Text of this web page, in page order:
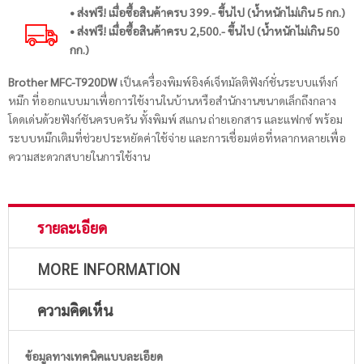
• ส่งฟรี! เมื่อซื้อสินค้าครบ 399.- ขึ้นไป (น้ำหนักไม่เกิน 5 กก.)
• ส่งฟรี! เมื่อซื้อสินค้าครบ 2,500.- ขึ้นไป (น้ำหนักไม่เกิน 50
กก.)
Brother MFC-T920DWเป็นเครื่องพิมพ์อิงค์เจ็ทมัลติฟังก์ชั่นระบบแท็งก์
หมึก ที่ออกแบบมาเพื่อการใช้งานในบ้านหรือสำนักงานขนาดเล็กถึงกลาง
โดดเด่นด้วยฟังก์ชันครบครัน ทั้งพิมพ์ สแกน ถ่ายเอกสาร และแฟกซ์ พร้อม
ระบบหมึกเติมที่ช่วยประหยัดค่าใช้จ่าย และการเชื่อมต่อที่หลากหลายเพื่อ
ความสะดวกสบายในการใช้งาน
รายละเอียด
MORE INFORMATION
ความคิดเห็น
ข้อมูลทางเทคนิคแบบละเอียด